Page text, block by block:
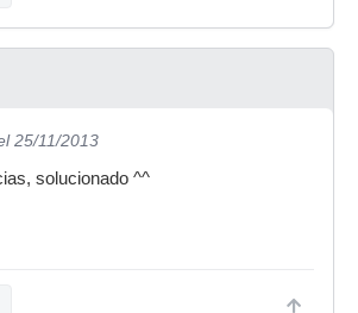
25/11/2013
solucionado ^^